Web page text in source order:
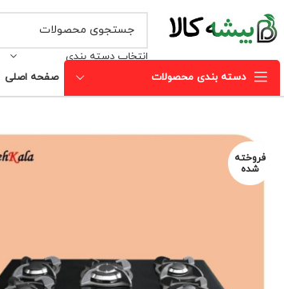
انتخاب دسته بندی
دسته بندی محصولات صفحه اصلی
فروخته
شده